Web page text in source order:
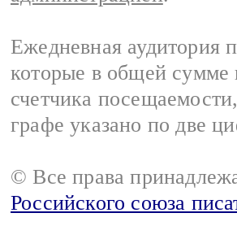
Ежедневная аудитория
которые в общей сумме
счетчика
графе указано по две
© Все права
Российского союза